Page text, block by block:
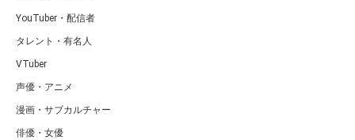
YouTuber・配信者
タレント・有名人
VTuber
声優・アニメ
漫画・サブカルチャー
俳優・女優